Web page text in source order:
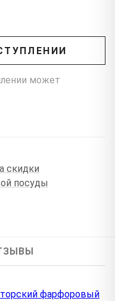
может
скидки
посуды
фарфоровый